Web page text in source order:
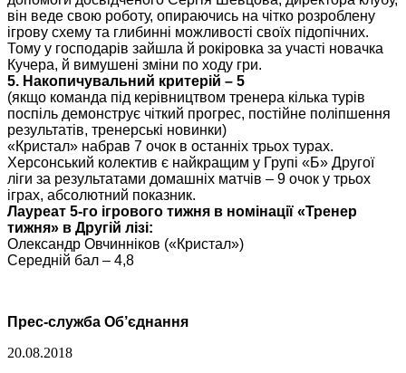
він веде свою роботу, опираючись на чітко розроблену
ігрову схему та глибинні можливості своїх підопічних.
Тому у господарів зайшла й рокіровка за участі новачка
Кучера, й вимушені зміни по ходу гри.
5. Накопичувальний критерій – 5
(якщо команда під керівництвом тренера кілька турів
поспіль демонструє чіткий прогрес, постійне поліпшення
результатів, тренерські новинки)
«Кристал» набрав 7 очок в останніх трьох турах.
Херсонський колектив є найкращим у Групі «Б» Другої
ліги за результатами домашніх матчів – 9 очок у трьох
іграх, абсолютний показник.
Лауреат 5-го ігрового тижня в номінації «Тренер
тижня» в Другій лізі:
Олександр Овчинніков («Кристал»)
Середній бал – 4,8
Прес-служба Об’єднання
20.08.2018